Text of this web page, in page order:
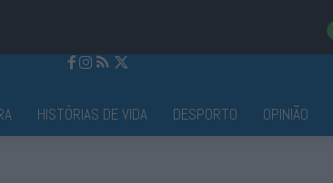
HISTÓRIAS DE VIDA DESPORTO OPINIÃO